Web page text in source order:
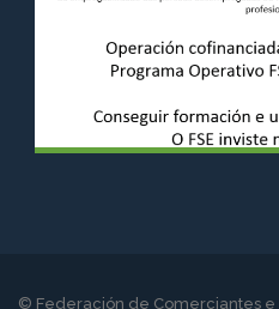
© Federación de Comerciantes e